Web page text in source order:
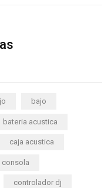
bajo
bateria acustica
caja acustica
consola
controlador dj